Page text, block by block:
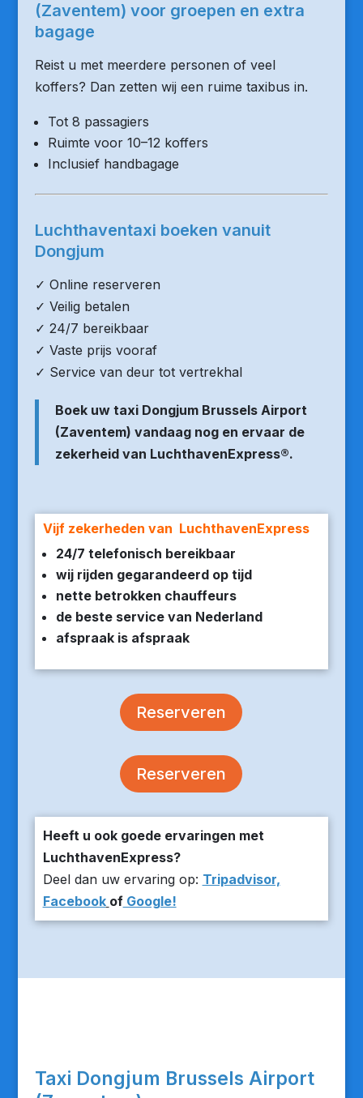
(Zaventem) voor groepen en extra
bagage
Reist u met meerdere personen of veel
koffers? Dan zetten wij een ruime taxibus in.
Tot 8 passagiers
Ruimte voor 10–12 koffers
Inclusief handbagage
Luchthaventaxi boeken vanuit
Dongjum
✓ Online reserveren
✓ Veilig betalen
✓ 24/7 bereikbaar
✓ Vaste prijs vooraf
✓ Service van deur tot vertrekhal
Boek uw taxi Dongjum Brussels Airport
(Zaventem) vandaag nog en ervaar de
zekerheid van LuchthavenExpress®.
Vijf zekerheden van LuchthavenExpress
24/7 telefonisch bereikbaar
wij rijden gegarandeerd op tijd
nette betrokken chauffeurs
de beste service van Nederland
afspraak is afspraak
Reserveren
Reserveren
Heeft u ook goede ervaringen met
LuchthavenExpress?
Deel dan uw ervaring op: Tripadvisor,
Facebook ofGoogle!
Taxi Dongjum Brussels Airport